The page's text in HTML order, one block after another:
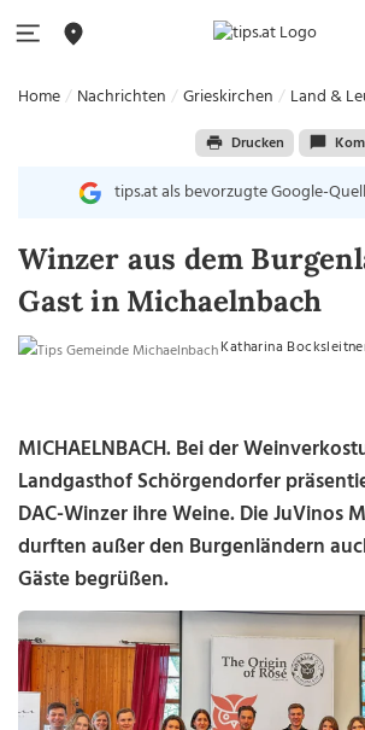
Home Nachrichten Grieskirchen Land &
Drucken
tips.at als bevorzugte Google-
Winzer aus dem
Gast in Michaelnbach
Katharina
MICHAELNBACH.Bei der
Landgasthof Schörgendorfer
DAC-Winzer ihre Weine. Die JuVinos
durften außer den Burgenländern
Gäste begrüßen.